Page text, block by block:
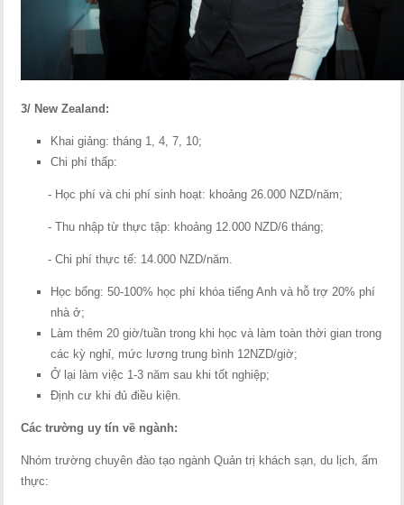
3/ New Zealand:
Khai giảng: tháng 1, 4, 7, 10;
Chi phí thấp:
- Học phí và chi phí sinh hoạt: khoảng 26.000 NZD/năm;
- Thu nhập từ thực tập: khoảng 12.000 NZD/6 tháng;
- Chi phí thực tế: 14.000 NZD/năm.
Học bổng: 50-100% học phí khóa tiếng Anh và hỗ trợ 20% phí
nhà ở;
Làm thêm 20 giờ/tuần trong khi học và làm toàn thời gian trong
các kỳ nghỉ, mức lương trung bình 12NZD/giờ;
Ở lại làm việc 1-3 năm sau khi tốt nghiệp;
Định cư khi đủ điều kiện.
Các trường uy tín về ngành:
Nhóm trường chuyên đào tạo ngành Quản trị khách sạn, du lịch, ẩm
thực: